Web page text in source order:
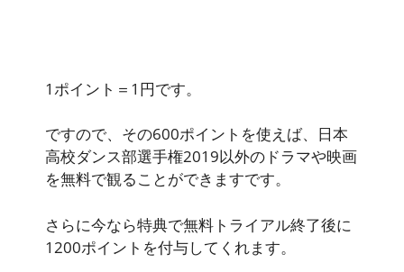
1ポイント＝1円です。
ですので、その600ポイントを使えば、日本
高校ダンス部選手権2019以外のドラマや映画
を無料で観ることができますです。
さらに今なら特典で無料トライアル終了後に
1200ポイント を付与してくれます。